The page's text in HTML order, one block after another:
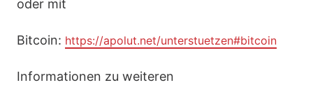
oder mit
Bitcoin: https://apolut.net/unterstuetzen#bitcoin
Informationen zu weiteren